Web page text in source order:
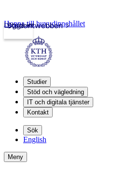
Studentwebben
Logga in
Hoppa till huvudinnehållet
Studier
Stöd och vägledning
IT och digitala tjänster
Kontakt
Sök
English
Meny